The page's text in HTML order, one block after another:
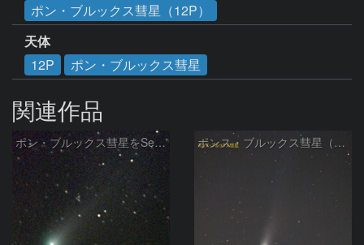
ポン・ブルックス彗星（12P）
天体
12P
ポン・ブルックス彗星
関連作品
ポン・ブルックス彗星をSeeStar S50で撮影画像を再処理 ポンス・ブルックス彗星（12P/Pons-Brooks）2024/04/01